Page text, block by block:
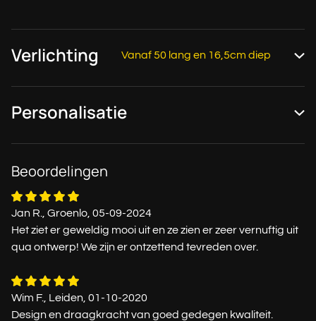
Verlichting Vanaf 50 lang en 16,5cm diep
Personalisatie
Beoordelingen
Jan R., Groenlo, 05-09-2024
Het ziet er geweldig mooi uit en ze zien er zeer vernuftig uit
qua ontwerp! We zijn er ontzettend tevreden over.
Wim F., Leiden, 01-10-2020
Design en draagkracht van goed gedegen kwaliteit.